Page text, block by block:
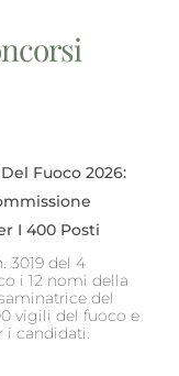
Fuoco 2026:
I 400 Posti
3019 del 4
i 12 nomi della
del
vigili del fuoco e
i candidati.